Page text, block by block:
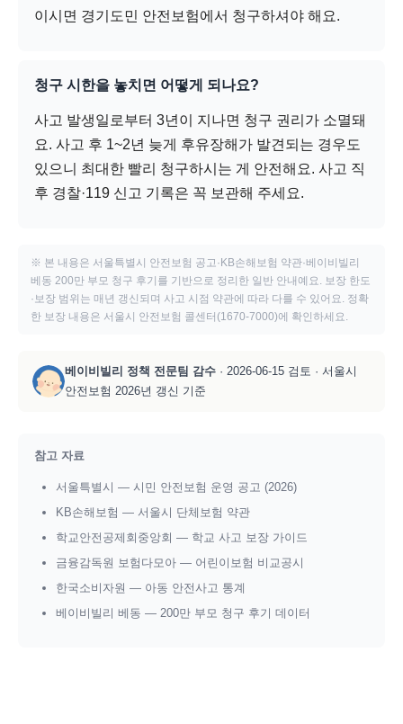
이시면 경기도민 안전보험에서 청구하셔야 해요.
청구 시한을 놓치면 어떻게 되나요?
사고 발생일로부터 3년이 지나면 청구 권리가 소멸돼
요. 사고 후 1~2년 늦게 후유장해가 발견되는 경우도
있으니 최대한 빨리 청구하시는 게 안전해요. 사고 직
후 경찰·119 신고 기록은 꼭 보관해 주세요.
※ 본 내용은 서울특별시 안전보험 공고·KB손해보험 약관·베이비빌리
베동 200만 부모 청구 후기를 기반으로 정리한 일반 안내예요. 보장 한도
·보장 범위는 매년 갱신되며 사고 시점 약관에 따라 다를 수 있어요. 정확
한 보장 내용은 서울시 안전보험 콜센터(1670-7000)에 확인하세요.
베이비빌리 정책 전문팀 감수 · 2026-06-15 검토 · 서울시
안전보험 2026년 갱신 기준
참고 자료
서울특별시 — 시민 안전보험 운영 공고 (2026)
KB손해보험 — 서울시 단체보험 약관
학교안전공제회중앙회 — 학교 사고 보장 가이드
금융감독원 보험다모아 — 어린이보험 비교공시
한국소비자원 — 아동 안전사고 통계
베이비빌리 베동 — 200만 부모 청구 후기 데이터